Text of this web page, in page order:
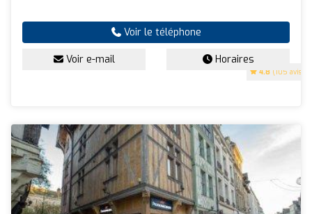
4.8 (105 avis)
Voir le téléphone
Voir e-mail Horaires